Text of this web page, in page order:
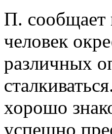
П. сообщает
человек
различных
хорошо
успешно